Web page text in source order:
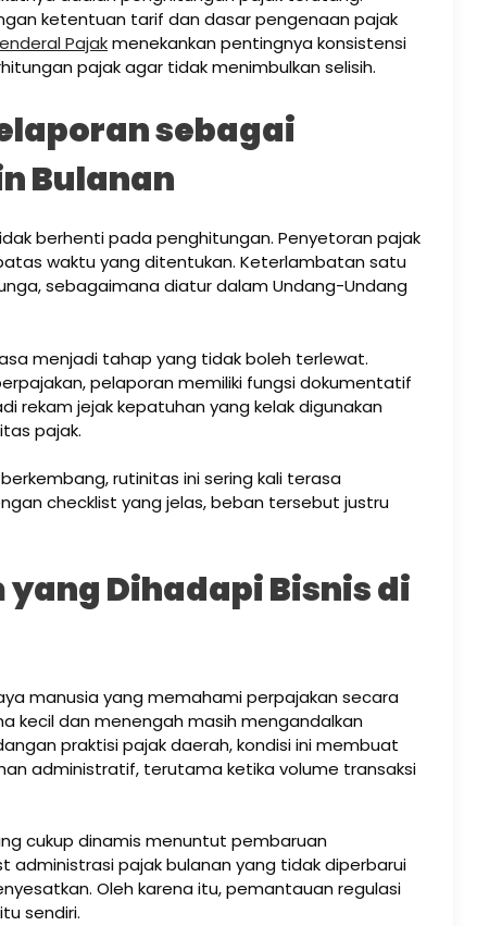
ketentuan tarif dan dasar pengenaan pajak
Pajakmenekankan pentingnya konsistensi
pajak agar tidak menimbulkan selisih.
sebagai
Bulanan
berhenti pada penghitungan. Penyetoran pajak
waktu yang ditentukan. Keterlambatan satu
sebagaimana diatur dalam Undang-Undang
menjadi tahap yang tidak boleh terlewat.
pelaporan memiliki fungsi dokumentatif
rekam jejak kepatuhan yang kelak digunakan
pajak.
rutinitas ini sering kali terasa
checklist yang jelas, beban tersebut justru
Dihadapi Bisnis di
manusia yang memahami perpajakan secara
kecil dan menengah masih mengandalkan
praktisi pajak daerah, kondisi ini membuat
administratif, terutama ketika volume transaksi
cukup dinamis menuntut pembaruan
administrasi pajak bulanan yang tidak diperbarui
Oleh karena itu, pemantauan regulasi
sendiri.